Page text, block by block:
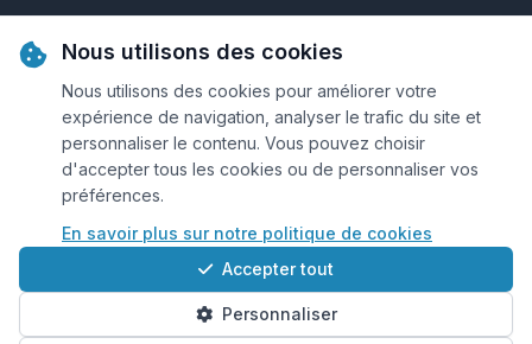
Nous contacter
© 2026 Keejob.com. Tous droits réservés.
Conditions et règlement
Cookies
Qui sommes-nous?
Nous utilisons des cookies
Nous utilisons des cookies pour améliorer votre
expérience de navigation, analyser le trafic du site et
personnaliser le contenu. Vous pouvez choisir
d'accepter tous les cookies ou de personnaliser vos
préférences.
En savoir plus sur notre politique de cookies
Accepter tout
Personnaliser